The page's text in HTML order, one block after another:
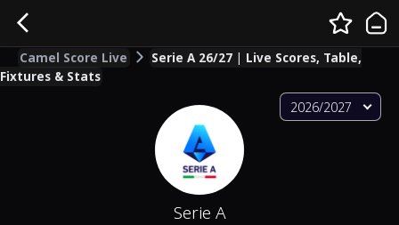
Camel Score Live
Serie A 26/27 | Live Scores, Table,
Fixtures & Stats
2026/2027
Serie A